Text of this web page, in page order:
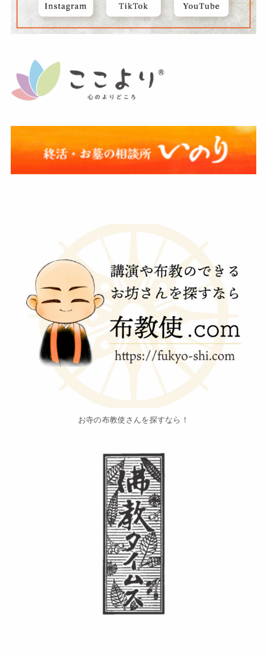
お寺の布教使さんを探すなら！